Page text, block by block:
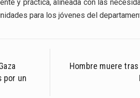
y práctica, alineada con las
para los jóvenes del
por un
Hombre muere